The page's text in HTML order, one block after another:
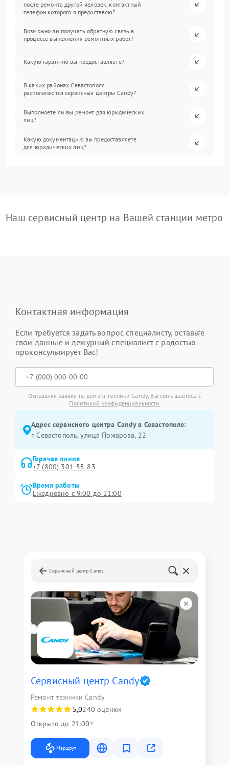
после ремонта другой человек, контактный
телефон которого я предоставлю?
Возможно ли получать обратную связь в
процессе выполнения ремонтных работ?
Какую гарантию вы предоставляете?
В каких районах Севастополя
располагаются сервисные центры Candy?
Выполняете ли вы ремонт для юридических
лиц?
Какую документацию вы предоставляете
для юридических лиц?
Наш сервисный центр на Вашей станции метро
Контактная информация
Если требуется задать вопрос специалисту, оставьте
свои данные и дежурный специалист с радостью
проконсультирует Вас!
Отправляя заявку на ремонт техники Candy, Вы соглашаетесь с
Политикой конфиденциальности
Адрес сервисного центра Candy в Севастополе:
г. Севастополь, улица Пожарова, 22
Горячая линия
+7 (800) 301-55-83
Время работы
Ежедневно с 9:00 до 21:00
Сервисный центр Candy
Сервисный центр Candy
Ремонт техники Candy
5,0240 оценки
Открыто до 21:00
Маршрут